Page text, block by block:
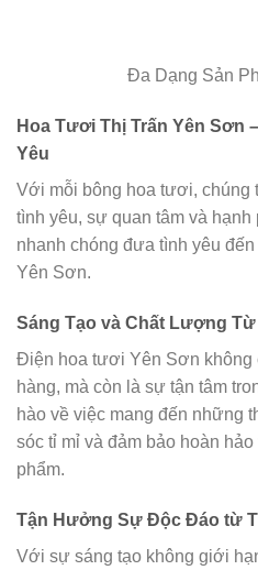
Đa Dạng Sản
Hoa Tươi Thị Trấn Yên Sơn
Yêu
Với mỗi bông hoa tươi, chúng
tình yêu, sự quan tâm và
nhanh chóng đưa tình yêu
Yên Sơn.
Sáng Tạo và Chất Lượng
Điện hoa tươi Yên Sơn không
hàng, mà còn là sự tận tâm
hào về việc mang đến những
sóc tỉ mỉ và đảm bảo hoàn
phẩm.
Tận Hưởng Sự Độc Đáo từ
Với sự sáng tạo không giới